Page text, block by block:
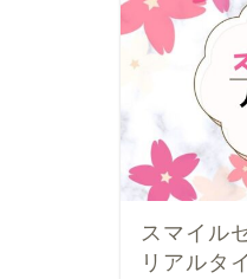
スマイル
リアルタ